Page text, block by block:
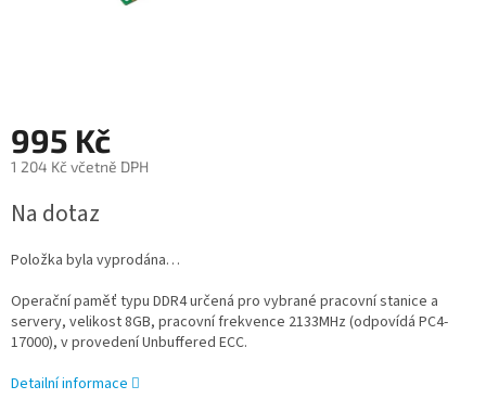
995 Kč
1 204 Kč včetně DPH
cena:
Na dotaz
Položka byla vyprodána…
Operační paměť typu DDR4 určená pro vybrané pracovní stanice a
servery, velikost 8GB, pracovní frekvence 2133MHz (odpovídá PC4-
17000), v provedení Unbuffered ECC.
Detailní informace